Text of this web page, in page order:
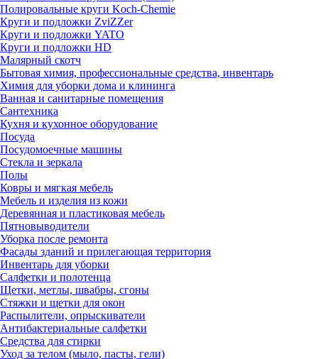
Полировальные круги Koch-Chemie
Круги и подложки ZviZZer
Круги и подложки YATO
Круги и подложки HD
Малярный скотч
Бытовая химия, профессиональные средства, инвентарь
Химия для уборки дома и клининга
Ванная и санитарные помещения
Сантехника
Кухня и кухонное оборудование
Посуда
Посудомоечные машины
Стекла и зеркала
Полы
Ковры и мягкая мебель
Мебель и изделия из кожи
Деревянная и пластиковая мебель
Пятновыводители
Уборка после ремонта
Фасады зданий и прилегающая территория
Инвентарь для уборки
Салфетки и полотенца
Щетки, метлы, швабры, сгоны
Стяжки и щетки для окон
Распылители, опрыскиватели
Антибактериальные салфетки
Средства для стирки
Уход за телом (мыло, пасты, гели)